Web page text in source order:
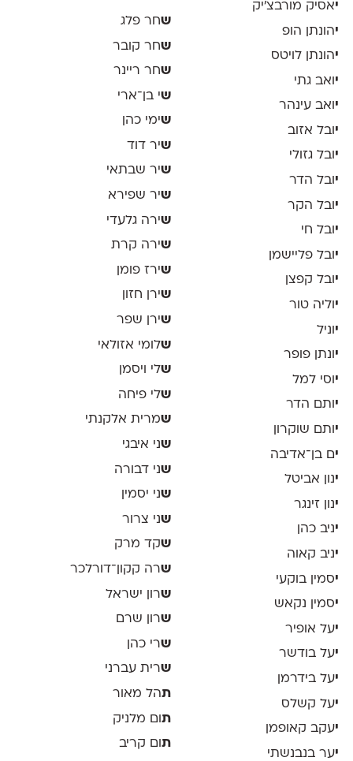
יאסיק מורבצ'יק
יהונתן הופ
יהונתן לויטס
י ואב גתי
יואב עינהר
י ובל אזוב
יובל גזולי
י ובל הדר
י ובל הקר
יובל חי
י ובל פליישמן
יובל קפצן
י וליה טור
י וניל
יונתן פופר
י וסי למל
יותם הדר
י ותם שוקרון
ים בן־אדיבה
ינון אביטל
ינון זינגר
יניב כהן
יניב קאוה
יסמין בוקעי
יסמין נקאש
יעל אופיר
יעל בודשר
יעל בידרמן
יעל קשלס
יעקב קאופמן
יער בנבנשתי
שחר פלג
שחר קובר
שחר ריינר
שי בן־ארי
שימי כהן
שיר דוד
שיר שבתאי
שיר שפירא
שירה גלעדי
שירה קרת
שירז פומן
שירן חזון
שירן שפר
שלומי אזולאי
שלי ויסמן
שלי פיחה
שמרית אלקנתי
שני איבגי
שני דבורה
שני יסמין
שני צרור
שקד מרק
שרה קקון־דורלכר
שרון ישראל
שרון שרם
שרי כהן
שרית עברני
תהל מאור
תום מלניק
ת ום קריב